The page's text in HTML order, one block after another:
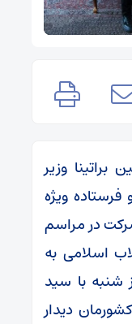
وزیر
ویژه
در مراسم
اسلامی به
شنبه با سید
دیدار